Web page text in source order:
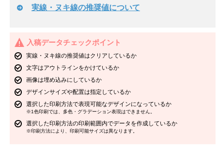
実線・ヌキ線の推奨値について
入稿データチェックポイント
実線・ヌキ線の推奨値はクリアしているか
文字はアウトラインをかけているか
画像は埋め込みにしているか
デザインサイズや配置は指定しているか
選択した印刷方法で表現可能なデザインになっているか
※1色印刷では、多色・グラデーション表現はできません。
選択した印刷方法の印刷範囲内でデータを作成しているか
※印刷方法により、印刷可能サイズは異なります。